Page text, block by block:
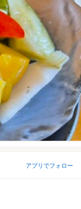
アプリでフォロー